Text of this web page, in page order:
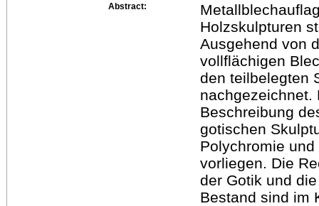
Abstract:
Holzskulpturen
Ausgehend von
vollflächigen
den teilbelegten
nachgezeichnet.
Beschreibung
gotischen
Polychromie
vorliegen. Die
der Gotik und
Bestand sind im